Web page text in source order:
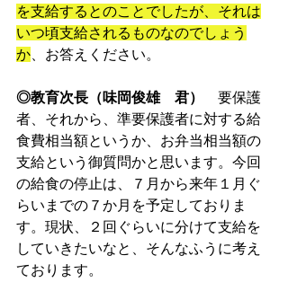
を支給するとのことでしたが、それは
いつ頃支給されるものなのでしょう
か 、お答えください。
◎教育次長（味岡俊雄　君）
要保護
者、それから、準要保護者に対する給
食費相当額というか、お弁当相当額の
支給という御質問かと思います。今回
の給食の停止は、７月から来年１月ぐ
らいまでの７か月を予定しておりま
す。現状、２回ぐらいに分けて支給を
していきたいなと、そんなふうに考え
ております。